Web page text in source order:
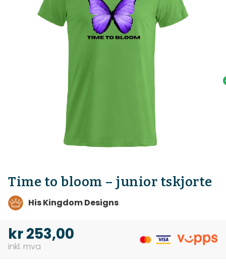
Time to bloom – junior tskjorte
His Kingdom Designs
kr253,00